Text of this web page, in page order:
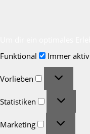
Funktional
Immer aktiv
Vorlieben
Statistiken
Marketing